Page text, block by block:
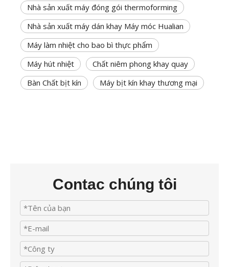
Nhà sản xuất máy đóng gói thermoforming
Nhà sản xuất máy dán khay Máy móc Hualian
Máy làm nhiệt cho bao bì thực phẩm
Máy hút nhiệt
Chất niêm phong khay quay
Bàn Chất bịt kín
Máy bịt kín khay thương mại
Contac chúng tôi